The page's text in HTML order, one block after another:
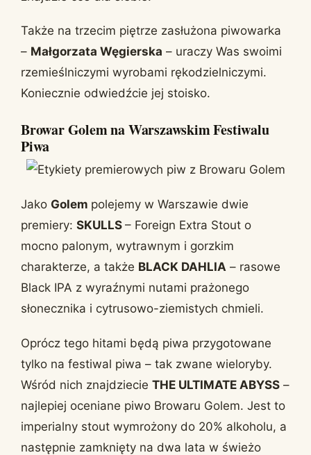
Także na trzecim piętrze zasłużona piwowarka
– Małgorzata Węgierska – uraczy Was swoimi
rzemieślniczymi wyrobami rękodzielniczymi.
Koniecznie odwiedźcie jej stoisko.
Browar Golem na Warszawskim Festiwalu
Piwa
Jako Golem polejemy w Warszawie dwie
premiery: SKULLS – Foreign Extra Stout o
mocno palonym, wytrawnym i gorzkim
charakterze, a także BLACK DAHLIA – rasowe
Black IPA z wyraźnymi nutami prażonego
słonecznika i cytrusowo-ziemistych chmieli.
Oprócz tego hitami będą piwa przygotowane
tylko na festiwal piwa – tak zwane wieloryby.
Wśród nich znajdziecie THE ULTIMATE ABYSS –
najlepiej oceniane piwo Browaru Golem. Jest to
imperialny stout wymrożony do 20% alkoholu, a
następnie zamknięty na dwa lata w świeżo